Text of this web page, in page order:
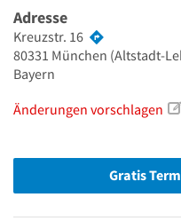
Adresse
Kreuzstr. 16
80331 München (Altstadt-
Bayern
Änderungen vorschlagen
Gratis